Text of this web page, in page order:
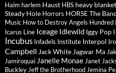
Haim harlem Haust HBS heavy blanket
Steady Hole Horrors HORSE The
Music How to Destroy Angels Hundred
Icarus Line Iceage Idlewild Iggy Pop
Incubus Infadels Institute Interpol
Campbell Jack White Jagwar Ma
Jamiroquai Janelle Monae Janet
Buckley Jeff the Brotherhood Jemina